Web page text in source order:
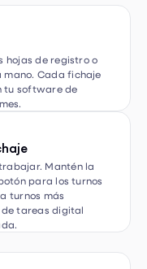
Cada fichaje
tu software de
para los turnos
turnos más
tareas digital
action